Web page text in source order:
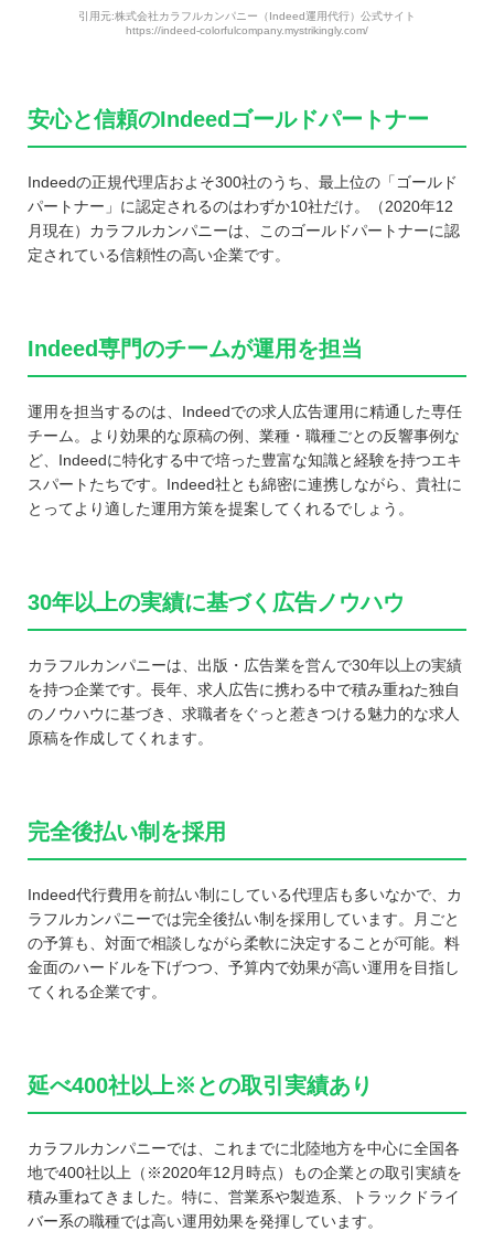
引用元:株式会社カラフルカンパニー（Indeed運用代行）公式サイト
https://indeed-colorfulcompany.mystrikingly.com/
安心と信頼のIndeedゴールドパートナー
Indeedの正規代理店およそ300社のうち、最上位の「ゴールド
パートナー」に認定されるのはわずか10社だけ。（2020年12
月現在）カラフルカンパニーは、このゴールドパートナーに認
定されている信頼性の高い企業です。
Indeed専門のチームが運用を担当
運用を担当するのは、Indeedでの求人広告運用に精通した専任
チーム。より効果的な原稿の例、業種・職種ごとの反響事例な
ど、Indeedに特化する中で培った豊富な知識と経験を持つエキ
スパートたちです。Indeed社とも綿密に連携しながら、貴社に
とってより適した運用方策を提案してくれるでしょう。
30年以上の実績に基づく広告ノウハウ
カラフルカンパニーは、出版・広告業を営んで30年以上の実績
を持つ企業です。長年、求人広告に携わる中で積み重ねた独自
のノウハウに基づき、求職者をぐっと惹きつける魅力的な求人
原稿を作成してくれます。
完全後払い制を採用
Indeed代行費用を前払い制にしている代理店も多いなかで、カ
ラフルカンパニーでは完全後払い制を採用しています。月ごと
の予算も、対面で相談しながら柔軟に決定することが可能。料
金面のハードルを下げつつ、予算内で効果が高い運用を目指し
てくれる企業です。
延べ400社以上※との取引実績あり
カラフルカンパニーでは、これまでに北陸地方を中心に全国各
地で400社以上（※2020年12月時点）もの企業との取引実績を
積み重ねてきました。特に、営業系や製造系、トラックドライ
バー系の職種では高い運用効果を発揮しています。